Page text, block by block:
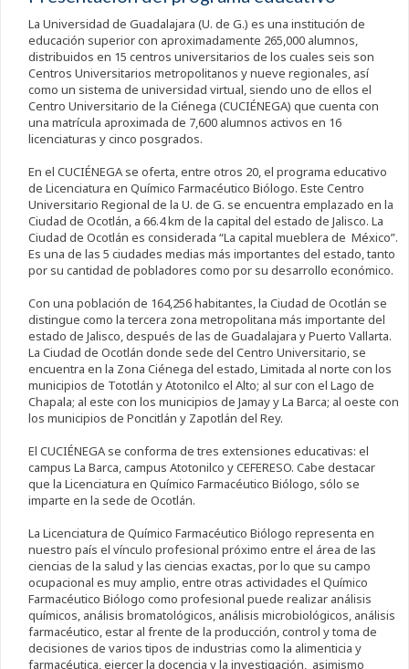
La Universidad de Guadalajara (U. de G.) es una institución de
educación superior con aproximadamente 265,000 alumnos,
distribuidos en 15 centros universitarios de los cuales seis son
Centros Universitarios metropolitanos y nueve regionales, así
como un sistema de universidad virtual, siendo uno de ellos el
Centro Universitario de la Ciénega (CUCIÉNEGA) que cuenta con
una matrícula aproximada de 7,600 alumnos activos en 16
licenciaturas y cinco posgrados.
En el CUCIÉNEGA se oferta, entre otros 20, el programa educativo
de Licenciatura en Químico Farmacéutico Biólogo. Este Centro
Universitario Regional de la U. de G. se encuentra emplazado en la
Ciudad de Ocotlán, a 66.4 km de la capital del estado de Jalisco. La
Ciudad de Ocotlán es considerada “La capital mueblera de México”.
Es una de las 5 ciudades medias más importantes del estado, tanto
por su cantidad de pobladores como por su desarrollo económico.
Con una población de 164,256 habitantes, la Ciudad de Ocotlán se
distingue como la tercera zona metropolitana más importante del
estado de Jalisco, después de las de Guadalajara y Puerto Vallarta.
La Ciudad de Ocotlán donde sede del Centro Universitario, se
encuentra en la Zona Ciénega del estado, Limitada al norte con los
municipios de Tototlán y Atotonilco el Alto; al sur con el Lago de
Chapala; al este con los municipios de Jamay y La Barca; al oeste con
los municipios de Poncitlán y Zapotlán del Rey.
El CUCIÉNEGA se conforma de tres extensiones educativas: el
campus La Barca, campus Atotonilco y CEFERESO. Cabe destacar
que la Licenciatura en Químico Farmacéutico Biólogo, sólo se
imparte en la sede de Ocotlán.
La Licenciatura de Químico Farmacéutico Biólogo representa en
nuestro país el vínculo profesional próximo entre el área de las
ciencias de la salud y las ciencias exactas, por lo que su campo
ocupacional es muy amplio, entre otras actividades el Químico
Farmacéutico Biólogo como profesional puede realizar análisis
químicos, análisis bromatológicos, análisis microbiológicos, análisis
farmacéutico, estar al frente de la producción, control y toma de
decisiones de varios tipos de industrias como la alimenticia y
farmacéutica, ejercer la docencia y la investigación, asimismo